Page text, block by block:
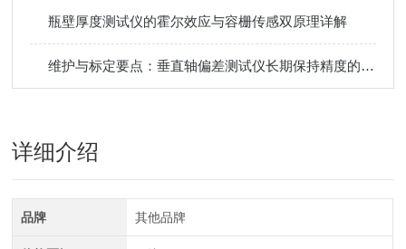
瓶壁厚度测试仪的霍尔效应与容栅传感双原理详解
维护与标定要点：垂直轴偏差测试仪长期保持精度的管理方法​
详细介绍
品牌 其他品牌